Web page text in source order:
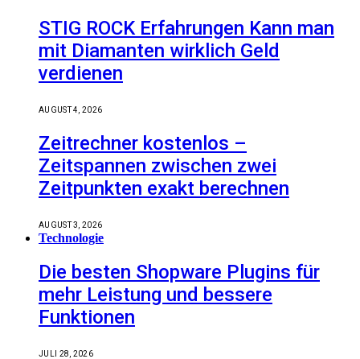
STIG ROCK Erfahrungen Kann man
mit Diamanten wirklich Geld
verdienen
AUGUST 4, 2026
Zeitrechner kostenlos –
Zeitspannen zwischen zwei
Zeitpunkten exakt berechnen
AUGUST 3, 2026
Technologie
Die besten Shopware Plugins für
mehr Leistung und bessere
Funktionen
JULI 28, 2026